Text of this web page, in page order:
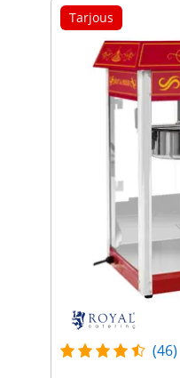
Tarjous
(46)